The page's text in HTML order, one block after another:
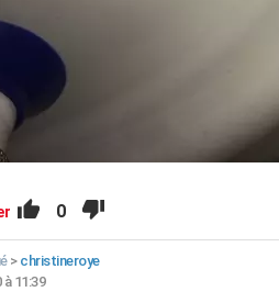
0
> christineroye
à 11:39